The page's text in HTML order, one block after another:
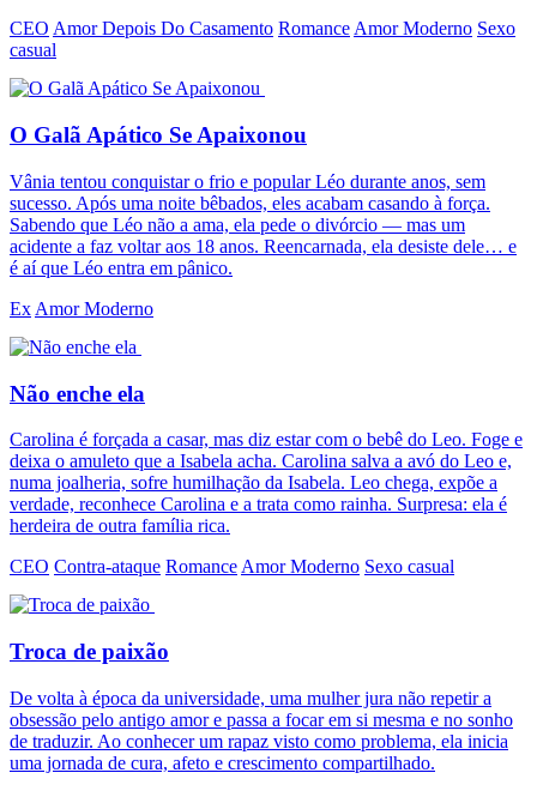
CEO Amor Depois Do Casamento RomanceAmor Moderno Sexo
casual
O Galã Apático Se Apaixonou
Vânia tentou conquistar o frio e popular Léo durante anos, sem
sucesso. Após uma noite bêbados, eles acabam casando à força.
Sabendo que Léo não a ama, ela pede o divórcio — mas um
acidente a faz voltar aos 18 anos. Reencarnada, ela desiste dele… e
é aí que Léo entra em pânico.
Ex Amor Moderno
Não enche ela
Carolina é forçada a casar, mas diz estar com o bebê do Leo. Foge e
deixa o amuleto que a Isabela acha. Carolina salva a avó do Leo e,
numa joalheria, sofre humilhação da Isabela. Leo chega, expõe a
verdade, reconhece Carolina e a trata como rainha. Surpresa: ela é
herdeira de outra família rica.
CEO Contra-ataque Romance Amor Moderno Sexo casual
Troca de paixão
De volta à época da universidade, uma mulher jura não repetir a
obsessão pelo antigo amor e passa a focar em si mesma e no sonho
de traduzir. Ao conhecer um rapaz visto como problema, ela inicia
uma jornada de cura, afeto e crescimento compartilhado.